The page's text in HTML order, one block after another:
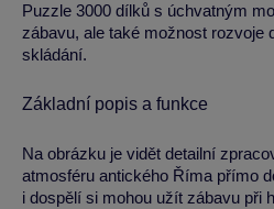
Puzzle 3000 dílků s úchvatným
zábavu, ale také možnost rozvoje
skládání.
Základní popis a funkce
Na obrázku je vidět detailní
atmosféru antického Říma přímo
i dospělí si mohou užít zábavu při